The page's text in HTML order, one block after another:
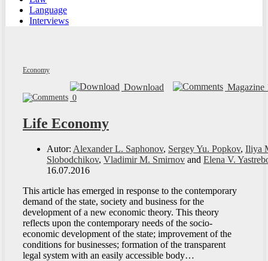
Language
Interviews
Economy
Magazine
Download
0
Life Economy
Autor: Alexander L. Saphonov, Sergey Yu. Popkov, Iliya
Slobodchikov, Vladimir M. Smirnov and Elena V.
16.07.2016
This article has emerged in response to the contemporary
demand of the state, society and business for the
development of a new economic theory. This theory
reflects upon the contemporary needs of the socio-
economic development of the state; improvement of the
conditions for businesses; formation of the transparent
legal system with an easily accessible body…